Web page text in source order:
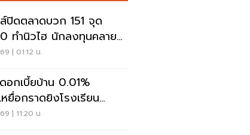
ปิดตลาดบวก 151 จุด
ทำนิวไฮ นักลงทุนคลาย
ขึ้นดอกเบี้ย
| 01:12 น.
อกเบี้ยบ้าน 0.01%
หยื่อกราดยิงโรงเรียน
| 11:20 น.